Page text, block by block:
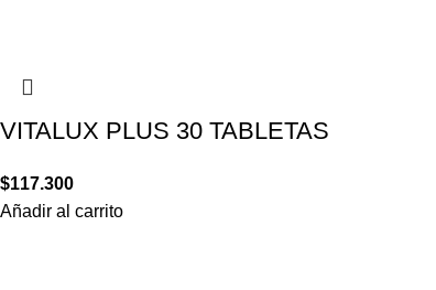
VITALUX PLUS 30 TABLETAS
$117.300
Añadir al carrito